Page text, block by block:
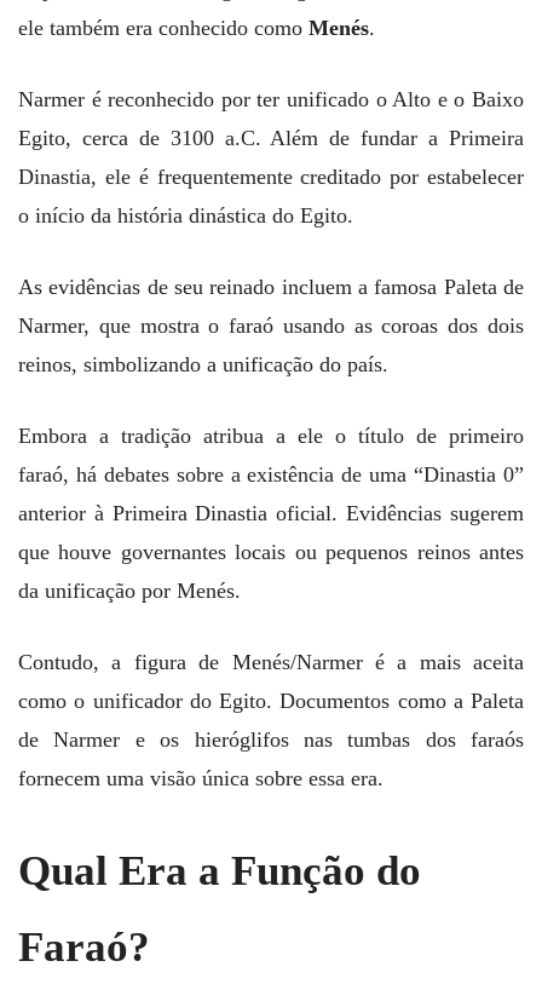
ele também era conhecido como Menés.
Narmer é reconhecido por ter unificado o Alto e o Baixo
Egito, cerca de 3100 a.C. Além de fundar a Primeira
Dinastia, ele é frequentemente creditado por estabelecer
o início da história dinástica do Egito.
As evidências de seu reinado incluem a famosa Paleta de
Narmer, que mostra o faraó usando as coroas dos dois
reinos, simbolizando a unificação do país.
Embora a tradição atribua a ele o título de primeiro
faraó, há debates sobre a existência de uma “Dinastia 0”
anterior à Primeira Dinastia oficial. Evidências sugerem
que houve governantes locais ou pequenos reinos antes
da unificação por Menés.
Contudo, a figura de Menés/Narmer é a mais aceita
como o unificador do Egito. Documentos como a Paleta
de Narmer e os hieróglifos nas tumbas dos faraós
fornecem uma visão única sobre essa era.
Qual Era a Função do
Faraó?